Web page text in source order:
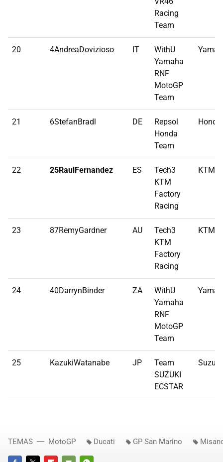
Racing
Team
20 4AndreaDovizioso IT
WithU
Yamaha
RNF
MotoGP
Team
21 6StefanBradl DE
Repsol
Honda
Team
Honda
22 25RaulFernandez ES
Tech3
KTM
Factory
Racing
KTM
23 87RemyGardner AU
Tech3
KTM
Factory
Racing
KTM
24 40DarrynBinder ZA
WithU
Yamaha
RNF
MotoGP
Team
25 KazukiWatanabe JP
Team
SUZUKI
ECSTAR
Suzuki
TEMAS MotoGP Ducati GP San Marino